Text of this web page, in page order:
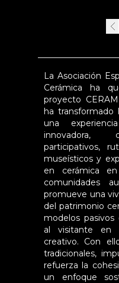
La Asociación
Cerámica ha
proyecto
ha transformado
una
innovadora,
participativos,
museísticos y
en cerámica
comunidades
promueve una
del patrimonio
modelos pasivos
al visitante en
creativo. Con
tradicionales,
refuerza la
un enfoque